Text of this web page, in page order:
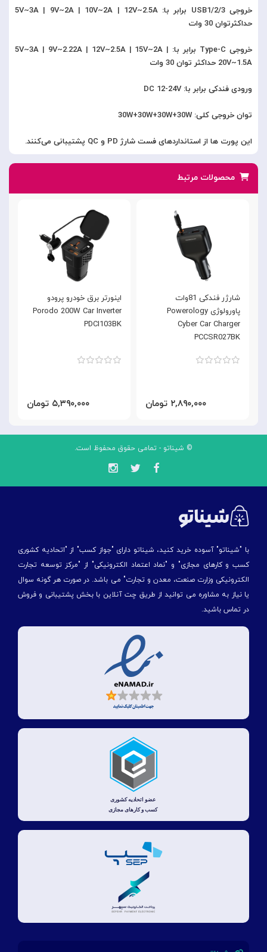
خروجی USB1/2/3 برابر با: 5V~3A | 9V~2A | 10V~2A | 12V~2.5A
حداکثرتوان 30 وات
خروجی Type-C برابر با: 5V~3A | 9V~2.22A | 12V~2.5A | 15V~2A |
20V~1.5A حداکثر توان 30 وات
ورودی فندکی برابر با: DC 12-24V
توان خروجی کلی: 30W+30W+30W+30W
این پورت ها از استانداردهای فست شارژ PD و QC پشتیبانی می‌کنند.
محصولات مرتبط
اینورتر برق خودرو پرودو
Porodo 200W Car Inverter
PDCI103BK
۵,۳۹۰,۰۰۰ تومان
شارژر فندکی 81وات
پاورولوژی Powerology
Cyber Car Charger
PCCSR027BK
۲,۸۹۰,۰۰۰ تومان
© شیناتو - تمامی حقوق محفوظ است.
با "شیناتو" آسوده خرید کنید، شیناتو دارای "جواز کسب" از "اتحادیه کشوری
کسب و کارهای مجازی" و "نماد اعتماد الکترونیکی" از "مركز توسعه تجارت
الكترونیكی وزارت صنعت، معدن و تجارت" می باشد. در صورت هر گونه سوال
یا نیاز به مشاوره می توانید از طریق چت آنلاین با بخش پشتیبانی و فروش
در تماس باشید.